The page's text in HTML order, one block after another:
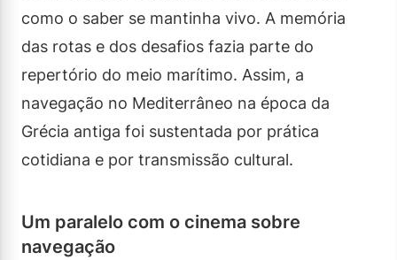
como o saber se mantinha vivo. A memória
das rotas e dos desafios fazia parte do
repertório do meio marítimo. Assim, a
navegação no Mediterrâneo na época da
Grécia antiga foi sustentada por prática
cotidiana e por transmissão cultural.
Um paralelo com o cinema sobre
navegação